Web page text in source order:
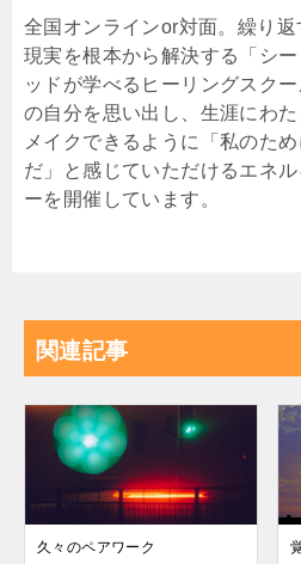
全国オンラインor対面。繰り
現実を根本から解決する「シ
ッドが学べるヒーリングスク
の自分を思い出し、生涯にわ
メイクできるように「私のた
だ」と感じていただけるエネ
ーを開催しています。
関連記事
久々のペアワーク